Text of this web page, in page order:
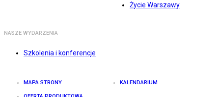
Życie Warszawy
NASZE WYDARZENIA
Szkolenia i konferencje
MAPA STRONY KALENDARIUM